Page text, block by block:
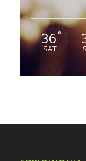
36°
SAT